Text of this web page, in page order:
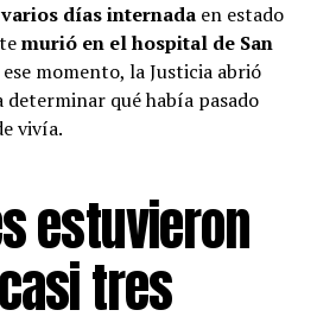
días internada en estado
murió en el hospital de San
momento, la Justicia abrió
qué había pasado
vivía.
estuvieron
tres